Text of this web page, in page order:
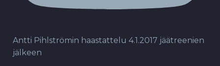
Antti Pihlströmin haastattelu 4.1.2017 jäätreenien
jälkeen